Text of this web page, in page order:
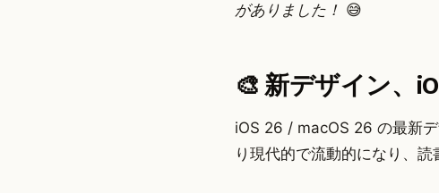
がありました！ 😅
🎨 新デザイン、
iOS 26 / macOS 26 の最新
り現代的で流動的になり、読